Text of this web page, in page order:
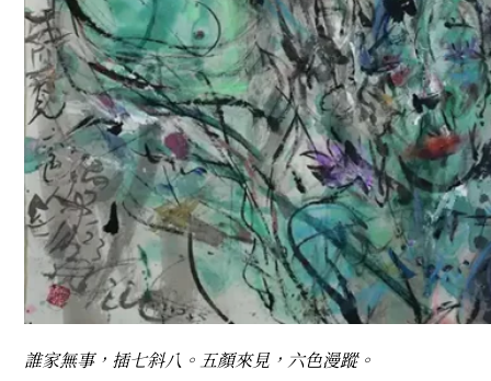
誰家無事，插七斜八。五顏來見，六色漫蹤。